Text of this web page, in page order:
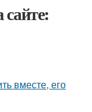
вместе, его